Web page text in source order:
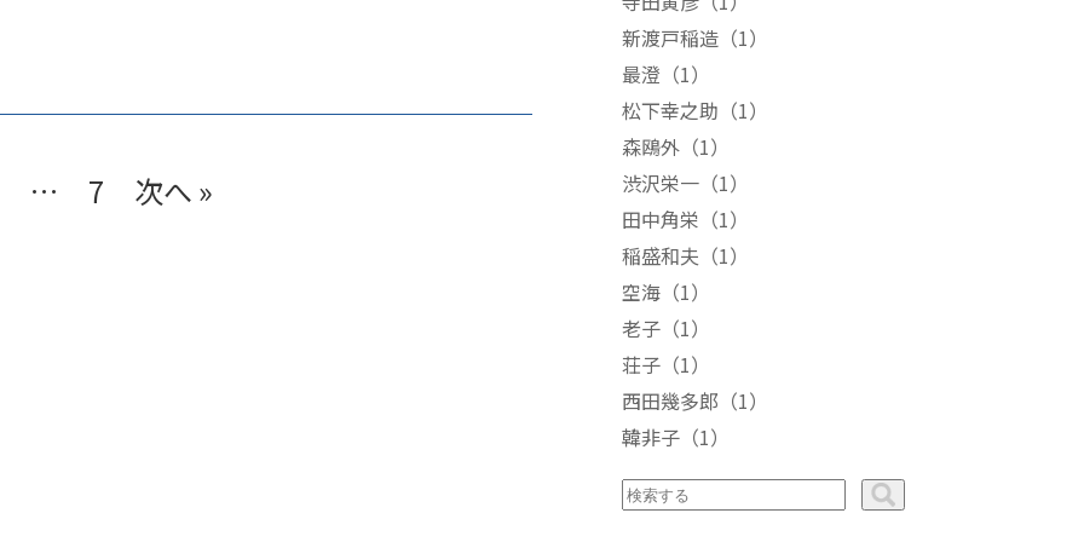
… 7 次へ »
新渡戸稲造 （1）
最澄 （1）
松下幸之助 （1）
森鴎外 （1）
渋沢栄一 （1）
田中角栄 （1）
稲盛和夫 （1）
空海 （1）
老子 （1）
荘子 （1）
西田幾多郎 （1）
韓非子 （1）